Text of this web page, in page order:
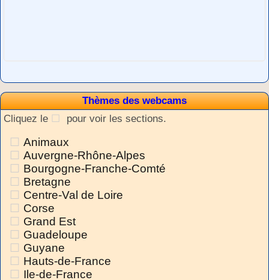
Thèmes des webcams
Cliquez le
pour voir les sections.
Animaux
Auvergne-Rhône-Alpes
Bourgogne-Franche-Comté
Bretagne
Centre-Val de Loire
Corse
Grand Est
Guadeloupe
Guyane
Hauts-de-France
Ile-de-France